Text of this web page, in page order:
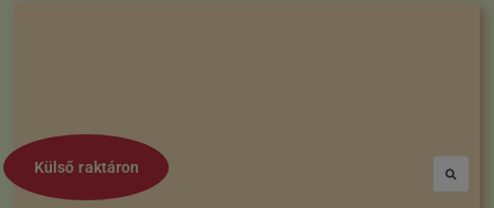
Külső raktáron